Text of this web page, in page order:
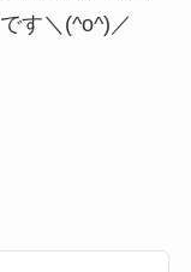
す＼(^o^)／